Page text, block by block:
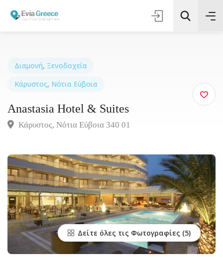
Τοποθεσία
Διαμονή, Ξενοδοχεία
Κάρυστος, Νότια Εύβοια
Anastasia Hotel & Suites
Κάρυστος, Νότια Εύβοια 340 01
Δείτε όλες τις Φωτογραφίες